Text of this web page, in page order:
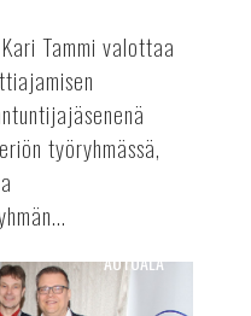
Tammi valottaa
työryhmässä,
AUTOALA